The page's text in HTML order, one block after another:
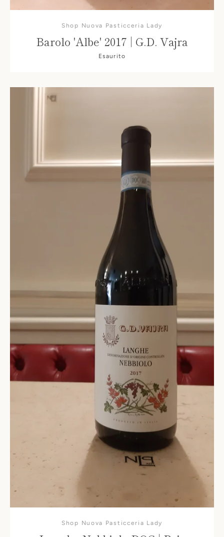
Shop Nuova Pasticceria Lady
Barolo 'Albe' 2017 | G.D. Vajra
Esaurito
Shop Nuova Pasticceria Lady